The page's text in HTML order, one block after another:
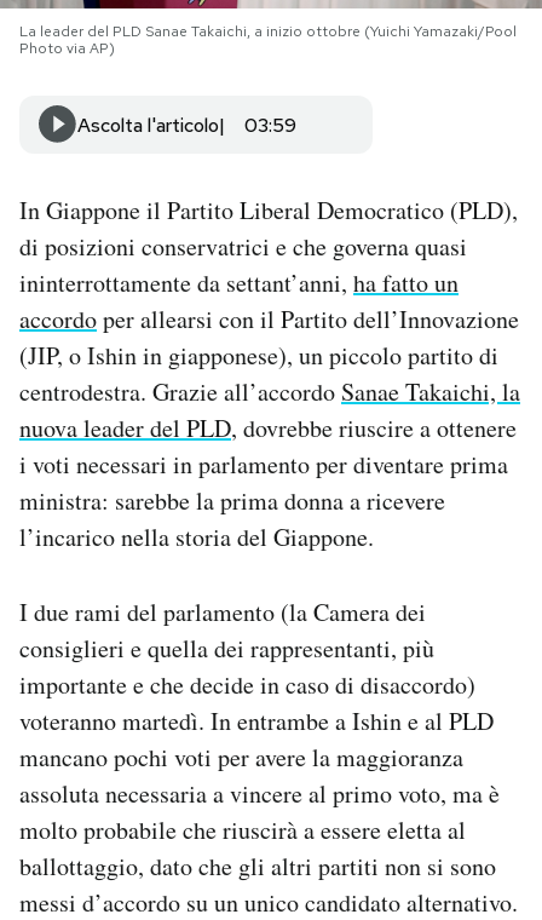
I MIEI PREFERITI
SHOP
CALENDARIO
AREA PERSONALE
Area Personale
Newsletter
Regala il Post
Hai bisogno di aiuto?
Esci
La leader del PLD Sanae Takaichi, a inizio ottobre (Yuichi Yamazaki/Pool
Photo via AP)
Ascolta l'articolo 03:59
In Giappone il Partito Liberal Democratico (PLD),
di posizioni conservatrici e che governa quasi
ininterrottamente da settant’anni, ha fatto un
accordoper allearsi con il Partito dell’Innovazione
(JIP, o Ishin in giapponese), un piccolo partito di
centrodestra. Grazie all’accordo Sanae Takaichi, la
nuova leader del PLD, dovrebbe riuscire a ottenere
i voti necessari in parlamento per diventare prima
ministra: sarebbe la prima donna a ricevere
l’incarico nella storia del Giappone.
I due rami del parlamento (la Camera dei
consiglieri e quella dei rappresentanti, più
importante e che decide in caso di disaccordo)
voteranno martedì. In entrambe a Ishin e al PLD
mancano pochi voti per avere la maggioranza
assoluta necessaria a vincere al primo voto, ma è
molto probabile che riuscirà a essere eletta al
ballottaggio, dato che gli altri partiti non si sono
messi d’accordo su un unico candidato alternativo.